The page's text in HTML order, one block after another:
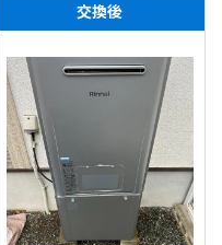
交換後